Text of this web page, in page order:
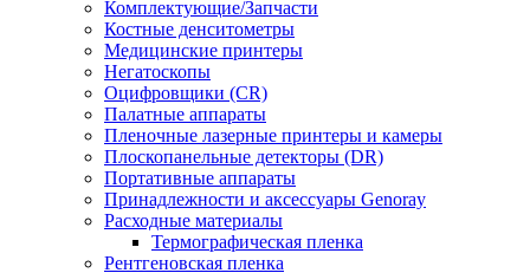
Комплектующие/Запчасти
Костные денситометры
Медицинские принтеры
Негатоскопы
Оцифровщики (CR)
Палатные аппараты
Пленочные лазерные принтеры и камеры
Плоскопанельные детекторы (DR)
Портативные аппараты
Принадлежности и аксессуары Genoray
Расходные материалы
Термографическая пленка
Рентгеновская пленка